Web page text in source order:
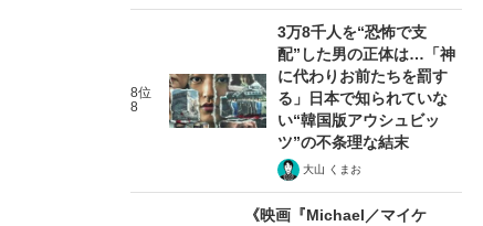
8位
8
3万8千人を“恐怖で支
配”した男の正体は…「神
に代わりお前たちを罰す
る」日本で知られていな
い“韓国版アウシュビッ
ツ”の不条理な結末
大山 くまお
《映画『Michael／マイケ